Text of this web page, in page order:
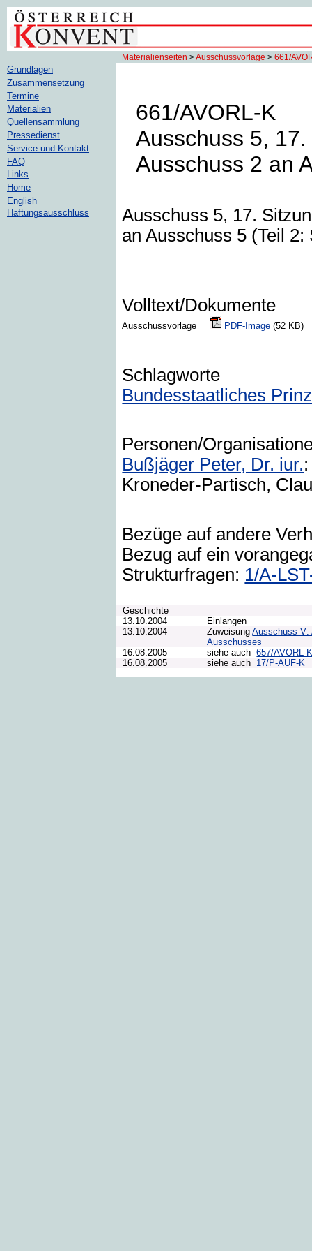
Materialienseiten >Ausschussvorlage >661/
661/AVORL-K
Ausschuss 5,
Ausschuss 2 an
Ausschuss 5, 17.
an Ausschuss 5 (Teil
Volltext/Dokumente
Ausschussvorlage PDF-Image (52
Schlagworte
Bundesstaatliches
Personen/
Bußjäger Peter, Dr. iur.
Kroneder-Partisch,
Bezüge auf andere
Bezug auf ein
Strukturfragen: 1/A-
Geschichte
13.10.2004
Einlangen
13.10.2004
ZuweisungAusschuss V:
Ausschusses
16.08.2005
siehe auch 657/AVORL-
16.08.2005
siehe auch 17/P-AUF-K
Grundlagen
Zusammensetzung
Termine
Materialien
Quellensammlung
Pressedienst
Service und Kontakt
FAQ
Links
Home
English
Haftungsausschluss